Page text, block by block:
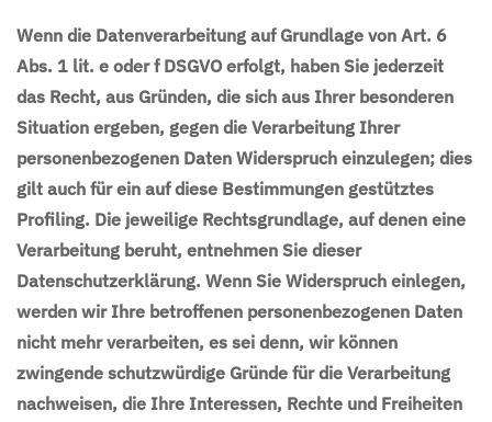
Wenn die Datenverarbeitung auf Grundlage von Art. 6
Abs. 1 lit. e oder f DSGVO erfolgt, haben Sie jederzeit
das Recht, aus Gründen, die sich aus Ihrer besonderen
Situation ergeben, gegen die Verarbeitung Ihrer
personenbezogenen Daten Widerspruch einzulegen; dies
gilt auch für ein auf diese Bestimmungen gestütztes
Profiling. Die jeweilige Rechtsgrundlage, auf denen eine
Verarbeitung beruht, entnehmen Sie dieser
Datenschutzerklärung. Wenn Sie Widerspruch einlegen,
werden wir Ihre betroffenen personenbezogenen Daten
nicht mehr verarbeiten, es sei denn, wir können
zwingende schutzwürdige Gründe für die Verarbeitung
nachweisen, die Ihre Interessen, Rechte und Freiheiten